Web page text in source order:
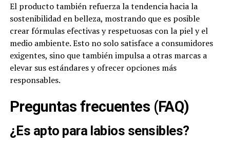
El producto también refuerza la tendencia hacia la
sostenibilidad en belleza, mostrando que es posible
crear fórmulas efectivas y respetuosas con la piel y el
medio ambiente. Esto no solo satisface a consumidores
exigentes, sino que también impulsa a otras marcas a
elevar sus estándares y ofrecer opciones más
responsables.
Preguntas frecuentes (FAQ)
¿Es apto para labios sensibles?